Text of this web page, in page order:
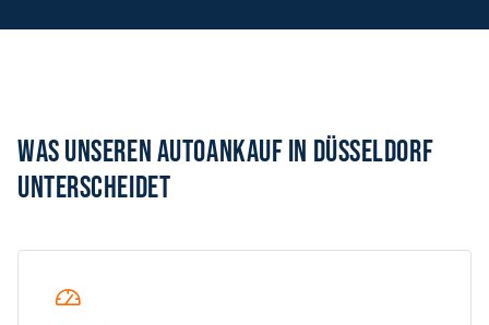
WAS UNSEREN AUTOANKAUF IN DÜSSELDORF
UNTERSCHEIDET